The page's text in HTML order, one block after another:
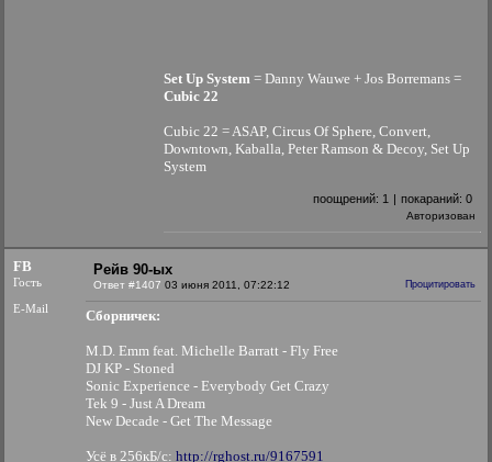
Set Up System = Danny Wauwe + Jos Borremans =
Сubic 22
Cubic 22 = ASAP, Circus Of Sphere, Convert,
Downtown, Kaballa, Peter Ramson & Decoy, Set Up
System
поощрений: 1 | покараний: 0
Авторизован
FB
Гость
E-Mail
Рейв 90-ых
Ответ #1407 03 июня 2011, 07:22:12 Процитировать
Сборничек:
M.D. Emm feat. Michelle Barratt - Fly Free
DJ KP - Stoned
Sonic Experience - Everybody Get Crazy
Tek 9 - Just A Dream
New Decade - Get The Message
Усё в 256кБ/с: http://rghost.ru/9167591